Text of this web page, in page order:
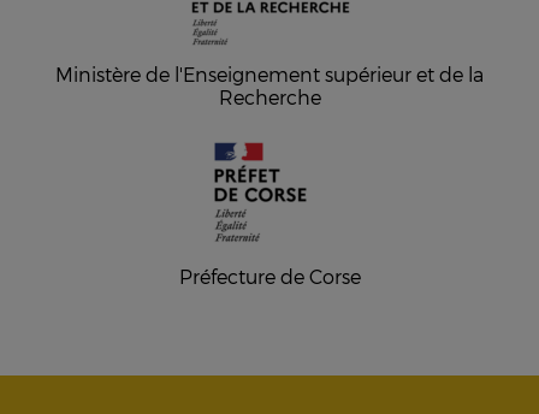
Ministère de l'Enseignement supérieur et de la
Recherche
Préfecture de Corse